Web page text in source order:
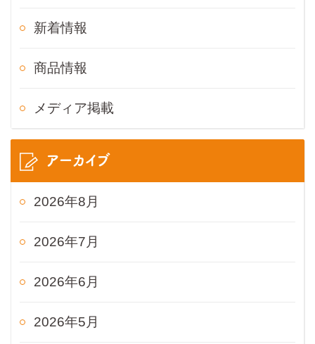
新着情報
商品情報
メディア掲載
アーカイブ
2026年8月
2026年7月
2026年6月
2026年5月